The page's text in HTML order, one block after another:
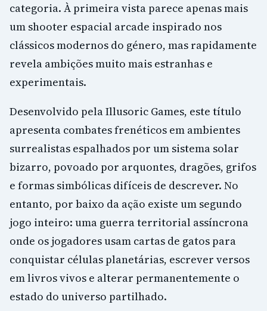
categoria. À primeira vista parece apenas mais
um shooter espacial arcade inspirado nos
clássicos modernos do género, mas rapidamente
revela ambições muito mais estranhas e
experimentais.
Desenvolvido pela Illusoric Games, este título
apresenta combates frenéticos em ambientes
surrealistas espalhados por um sistema solar
bizarro, povoado por arquontes, dragões, grifos
e formas simbólicas difíceis de descrever. No
entanto, por baixo da ação existe um segundo
jogo inteiro: uma guerra territorial assíncrona
onde os jogadores usam cartas de gatos para
conquistar células planetárias, escrever versos
em livros vivos e alterar permanentemente o
estado do universo partilhado.